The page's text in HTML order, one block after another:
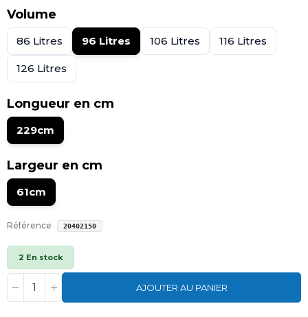
Volume
86 Litres 96 Litres 106 Litres 116 Litres
126 Litres
Longueur en cm
229cm
Largeur en cm
61cm
Référence 20402150
2 En stock
AJOUTER AU PANIER